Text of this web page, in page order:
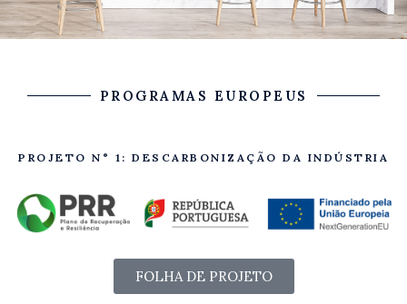
PROGRAMAS EUROPEUS
PROJETO N° 1: DESCARBONIZAÇÃO DA INDÚSTRIA
FOLHA DE PROJETO